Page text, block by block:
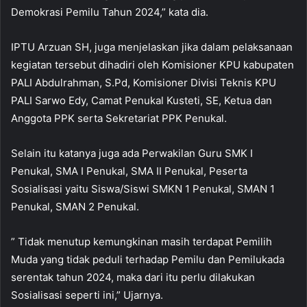
Demokrasi Pemilu Tahun 2024,” kata dia.
IPTU Arzuan SH, juga menjelaskan jika dalam pelaksanaan
kegiatan tersebut dihadiri oleh Komisioner KPU kabupaten
PALI Abdulrahman, S.Pd, Komisioner Divisi Teknis KPU
PALI Sarwo Edy, Camat Penukal Kusteti, SE, Ketua dan
Anggota PPK serta Sekretariat PPK Penukal.
Selain itu katanya juga ada Perwakilan Guru SMK I
Penukal, SMA I Penukal, SMA II Penukal, Peserta
Sosialisasi yaitu Siswa/Siswi SMKN 1 Penukal, SMAN 1
Penukal, SMAN 2 Penukal.
” Tidak menutup kemungkinan masih terdapat Pemilih
Muda yang tidak peduli terhadap Pemilu dan Pemilukada
serentak tahun 2024, maka dari itu perlu dilakukan
Sosialisasi seperti ini,” Ujarnya.